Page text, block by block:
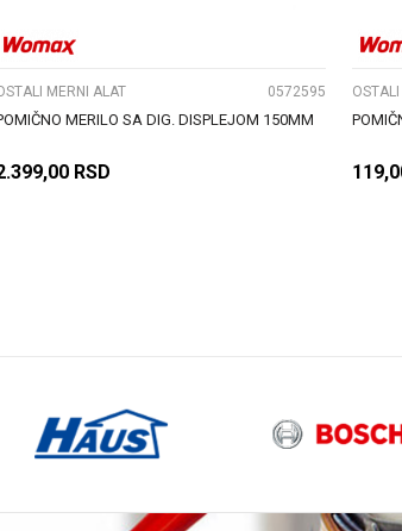
MERNI ALAT 0572595
MERILO SA DIG. DISPLEJOM 150MM
RSD